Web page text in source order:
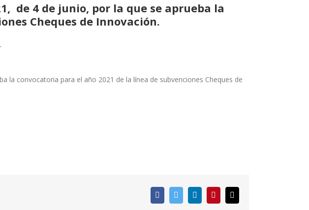
de 4 de junio, por la que se aprueba la
Cheques de Innovación.
convocatoria para el año 2021 de la línea de subvenciones Cheques de
FacebookTwitter LinkedInPinterest
electrónico